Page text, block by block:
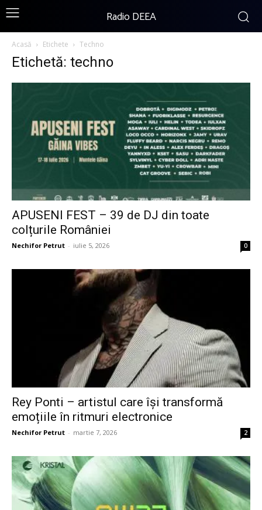
Radio DEEA
Acasă Etichete Techno
Etichetă: techno
APUSENI FEST – 39 de DJ din toate
colțurile României
Nechifor Petrut - iulie 5, 2026 0
Rey Ponti – artistul care își transformă
emoțiile în ritmuri electronice
Nechifor Petrut - martie 7, 2026 2